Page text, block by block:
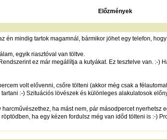
Előzmények
én mindig tartok magamnál, bármikor jöhet egy telefon,
egyik riasztóval van töltve.
ez már megállítja a kutyákat. Ez tesztelve van. :-)
volt elővenni, csőre tölteni (akkor még csak a
:-) Szituációs lövészek és különleges alakulatosok
ha mást nem, pár másodpercet
ha egy kézen fordulsz még van időd tölteni is :-)